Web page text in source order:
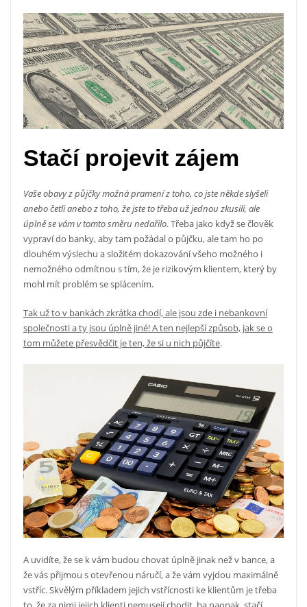
Stačí projevit zájem
Vaše obavy z půjčky možná pramení z toho, co jste někde slyšeli
anebo četli anebo z toho, že jste to třeba už jednou zkusili, ale
úplně se vám v tomto směru nedařilo. Třeba jako když se člověk
vypraví do banky, aby tam požádal o půjčku, ale tam ho po
dlouhém výslechu a složitém dokazování všeho možného i
nemožného odmítnou s tím, že je rizikovým klientem, který by
mohl mít problém se splácením.
Tak už to v bankách zkrátka chodí, ale jsou zde i nebankovní
společnosti a ty jsou úplně jiné! A ten nejlepší způsob, jak se o
tom můžete přesvědčit je ten, že si u nich půjčíte.
A uvidíte, že se k vám budou chovat úplně jinak než v bance, a
že vás přijmou s otevřenou náručí, a že vám vyjdou maximálně
vstříc. Skvělým příkladem jejich vstřícnosti ke klientům je třeba